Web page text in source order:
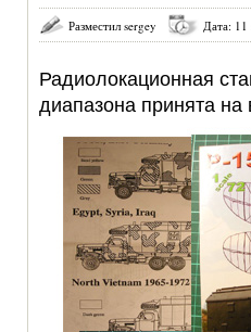
Разместил sergey Дата: 11
Радиолокационная
диапазона принята на